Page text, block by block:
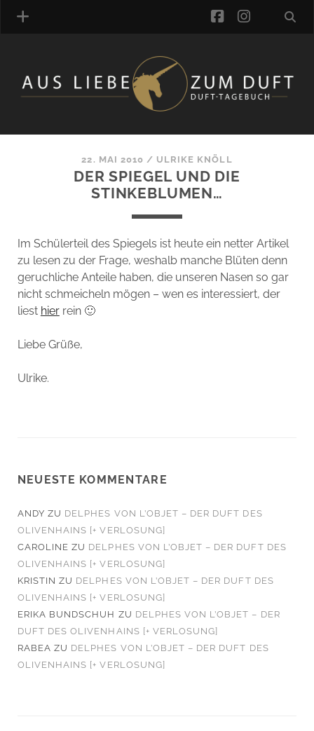
MANUFAKTUREN
KOMMENTARE
LINK-SAMMLUNG
ARTIKEL-ARCHIV
ONLINE-SHOP
DAS ALZD-TEAM
facebook
22. MAI 2010 / ULRIKE KNÖLL
DER SPIEGEL UND DIE
STINKEBLUMEN…
Im Schülerteil des Spiegels ist heute ein netter Artikel
zu lesen zu der Frage, weshalb manche Blüten denn
geruchliche Anteile haben, die unseren Nasen so gar
nicht schmeicheln mögen – wen es interessiert, der
liest hierrein 🙂
Liebe Grüße,
Ulrike.
NEUESTE KOMMENTARE
ANDY ZU DELPHES VON L’OBJET – DER DUFT DES
OLIVENHAINS [+ VERLOSUNG]
CAROLINE ZU DELPHES VON L’OBJET – DER DUFT DES
OLIVENHAINS [+ VERLOSUNG]
KRISTIN ZU DELPHES VON L’OBJET – DER DUFT DES
OLIVENHAINS [+ VERLOSUNG]
ERIKA BUNDSCHUH ZU DELPHES VON L’OBJET – DER
DUFT DES OLIVENHAINS [+ VERLOSUNG]
RABEA ZU DELPHES VON L’OBJET – DER DUFT DES
OLIVENHAINS [+ VERLOSUNG]